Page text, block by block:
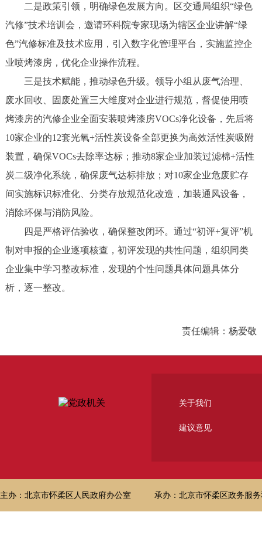
二是政策引领，明确绿色发展方向。区交通局组织“绿色
汽修”技术培训会，邀请环科院专家现场为辖区企业讲解“绿
色”汽修标准及技术应用，引入数字化管理平台，实施监控企
业喷烤漆房，优化企业操作流程。
三是技术赋能，推动绿色升级。领导小组从废气治理、
废水回收、固废处置三大维度对企业进行规范，督促使用喷
烤漆房的汽修企业全面安装喷烤漆房VOCs净化设备，先后将
10家企业的12套光氧+活性炭设备全部更换为高效活性炭吸附
装置，确保VOCs去除率达标；推动8家企业加装过滤棉+活性
炭二级净化系统，确保废气达标排放；对10家企业危废贮存
间实施标识标准化、分类存放规范化改造，加装通风设备，
消除环保与消防风险。
四是严格评估验收，确保整改闭环。通过“初评+复评”机
制对申报的企业逐项核查，初评发现的共性问题，组织同类
企业集中学习整改标准，发现的个性问题具体问题具体分
析，逐一整改。
责任编辑：杨爱敬
关于我们
建议意见
主办：北京市怀柔区人民政府办公室 承办：北京市怀柔区政务服